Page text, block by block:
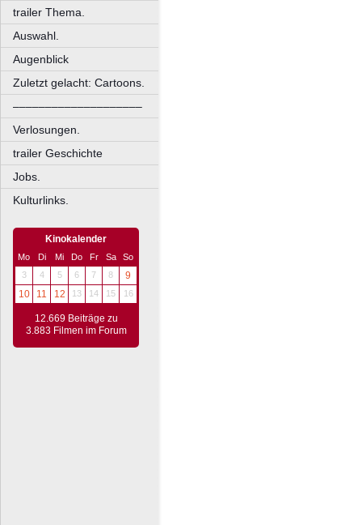
trailer Thema.
Auswahl.
Augenblick
Zuletzt gelacht: Cartoons.
––––––––––––––––––––
Verlosungen.
trailer Geschichte
Jobs.
Kulturlinks.
Kinokalender
Mo Di Mi Do Fr Sa
So
3
4 5 6 7 8
9
10
11 12 13 14 15 16
12.669 Beiträge zu
3.883 Filmen im Forum